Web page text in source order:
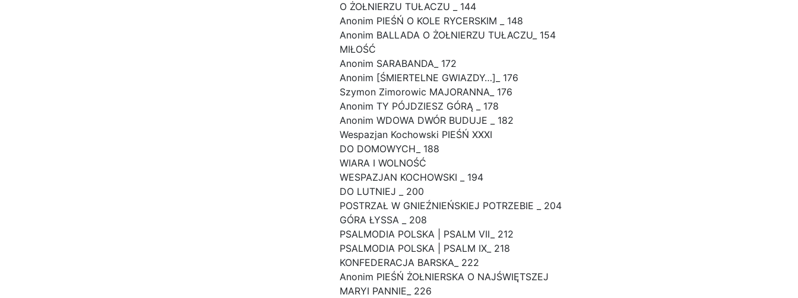
O ŻOŁNIERZU TUŁACZU _ 144
Anonim PIEŚŃ O KOLE RYCERSKIM _ 148
Anonim BALLADA O ŻOŁNIERZU TUŁACZU_ 154
MIŁOŚĆ
Anonim SARABANDA_ 172
Anonim [ŚMIERTELNE GWIAZDY…]_ 176
Szymon Zimorowic MAJORANNA_ 176
Anonim TY PÓJDZIESZ GÓRĄ _ 178
Anonim WDOWA DWÓR BUDUJE _ 182
Wespazjan Kochowski PIEŚŃ XXXI
DO DOMOWYCH_ 188
WIARA I WOLNOŚĆ
WESPAZJAN KOCHOWSKI _ 194
DO LUTNIEJ _ 200
POSTRZAŁ W GNIEŹNIEŃSKIEJ POTRZEBIE _ 204
GÓRA ŁYSSA _ 208
PSALMODIA POLSKA | PSALM VII_ 212
PSALMODIA POLSKA | PSALM IX_ 218
KONFEDERACJA BARSKA_ 222
Anonim PIEŚŃ ŻOŁNIERSKA O NAJŚWIĘTSZEJ
MARYI PANNIE_ 226